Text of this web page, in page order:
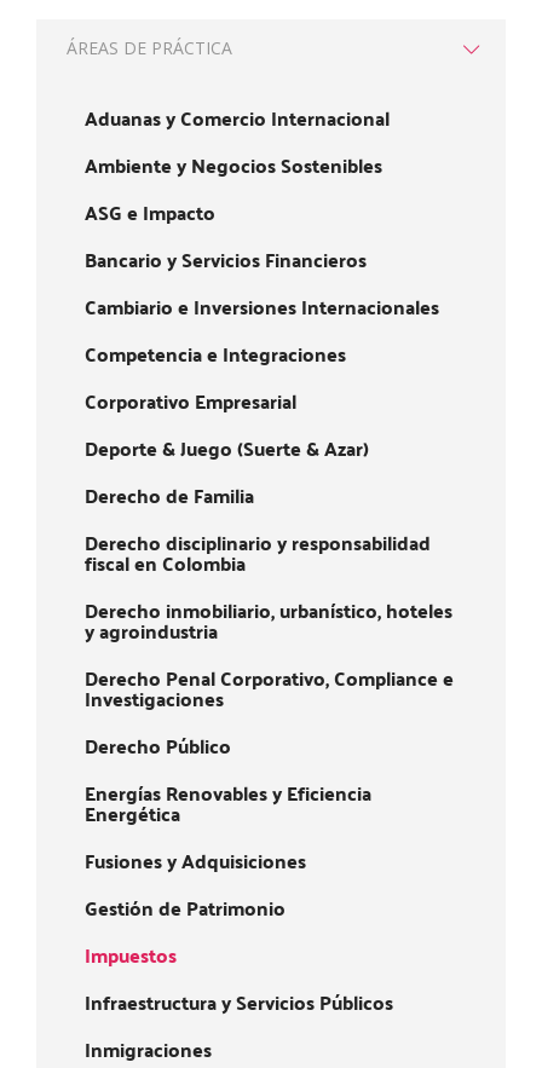
ÁREAS DE PRÁCTICA
Aduanas y Comercio Internacional
Ambiente y Negocios Sostenibles
ASG e Impacto
Bancario y Servicios Financieros
Cambiario e Inversiones Internacionales
Competencia e Integraciones
Corporativo Empresarial
Deporte & Juego (Suerte & Azar)
Derecho de Familia
Derecho disciplinario y responsabilidad
fiscal en Colombia
Derecho inmobiliario, urbanístico, hoteles
y agroindustria
Derecho Penal Corporativo, Compliance e
Investigaciones
Derecho Público
Energías Renovables y Eficiencia
Energética
Fusiones y Adquisiciones
Gestión de Patrimonio
Impuestos
Infraestructura y Servicios Públicos
Inmigraciones